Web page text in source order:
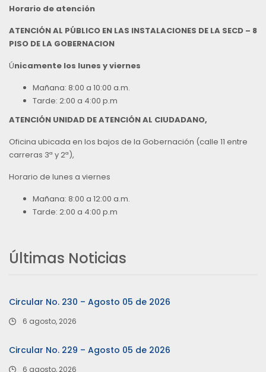
Horario de atención
ATENCIÓN AL PÚBLICO EN LAS INSTALACIONES DE LA SECD – 8
PISO DE LA GOBERNACION
Únicamente los lunes y viernes
Mañana: 8:00 a 10:00 a.m.
Tarde: 2:00 a 4:00 p.m
ATENCIÓN UNIDAD DE ATENCIÓN AL CIUDADANO,
Oficina ubicada en los bajos de la Gobernación (calle 11 entre
carreras 3ª y 2ª),
Horario de lunes a viernes
Mañana: 8:00 a 12:00 a.m.
Tarde: 2:00 a 4:00 p.m
Últimas Noticias
Circular No. 230 – Agosto 05 de 2026
6 agosto, 2026
Circular No. 229 – Agosto 05 de 2026
6 agosto, 2026